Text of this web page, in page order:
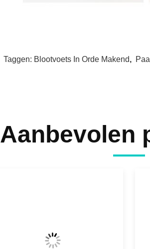
Taggen: Blootvoets In Orde Makend,
Aanbevolen